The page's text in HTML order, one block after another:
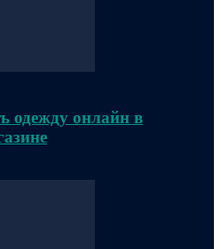
одежду онлайн в